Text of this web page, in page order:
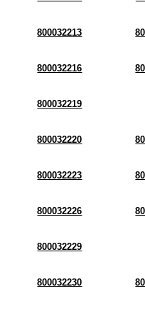
800032213
800032216
800032219
800032220
800032223
800032226
800032229
800032230